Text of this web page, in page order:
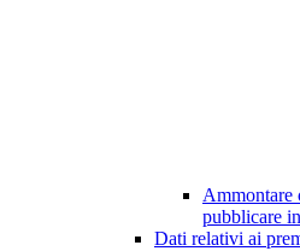
Ammontare
pubblicare
Dati relativi ai